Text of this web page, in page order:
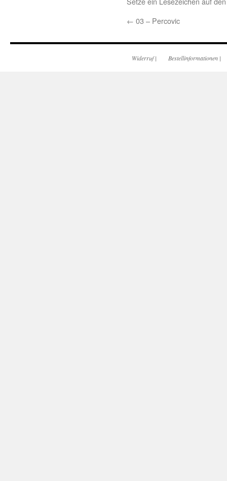
← 03 – Percovic
Widerruf| Bestellinformationen |